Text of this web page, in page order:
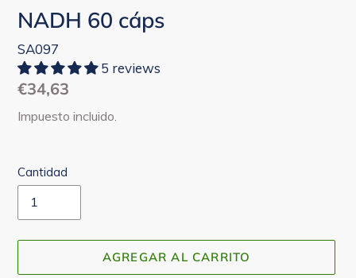
NADH 60 cáps
SA097
5 reviews
Precio
habitual
€34,63
Impuesto incluido.
Cantidad
AGREGAR AL CARRITO